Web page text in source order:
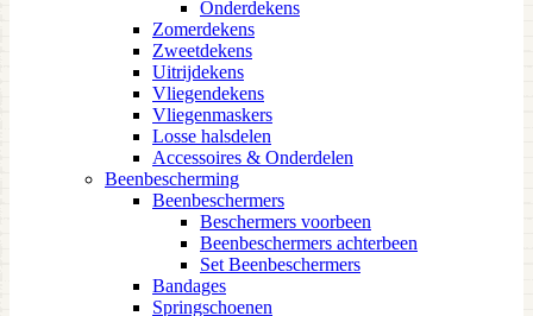
Onderdekens
Zomerdekens
Zweetdekens
Uitrijdekens
Vliegendekens
Vliegenmaskers
Losse halsdelen
Accessoires & Onderdelen
Beenbescherming
Beenbeschermers
Beschermers voorbeen
Beenbeschermers achterbeen
Set Beenbeschermers
Bandages
Springschoenen